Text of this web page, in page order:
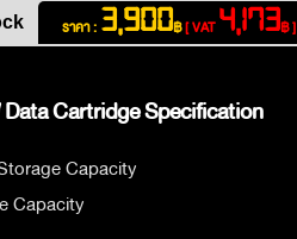
ราคา : 3,900฿[ VAT4,173฿ ]
Cartridge Specification
Capacity
Capacity